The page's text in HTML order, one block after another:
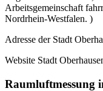
Arbeitsgemeinschaft
Nordrhein-Westfalen. )
Adresse der Stadt
Website Stadt
Raumluftmessung